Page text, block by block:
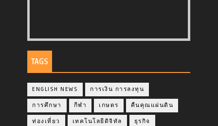
TAGS
ENGLISH NEWS การเงิน การลงทุน
การศึกษา กีฬา เกษตร คืนคุณแผ่นดิน
ท่องเที่ยว เทคโนโลยีดิจิทัล ธุรกิจ